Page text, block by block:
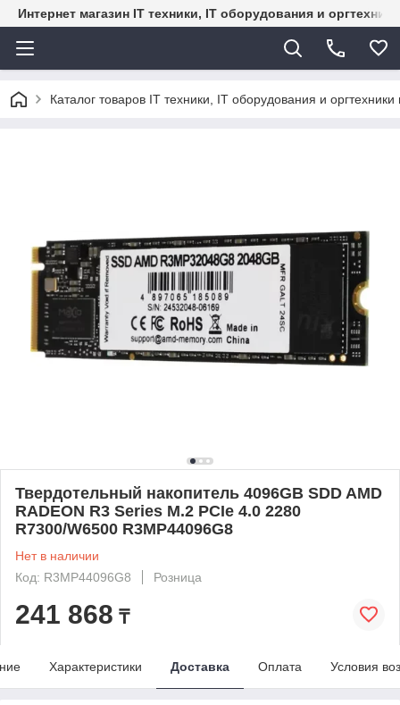
Интернет магазин IT техники, IT оборудования и
Каталог товаров IT техники, IT оборудования и
Твердотельный накопитель 4096GB SDD AMD
RADEON R3 Series M.2 PCIe 4.0 2280
R7300/W6500 R3MP44096G8
Нет в наличии
Код: R3MP44096G8
Розница
241 868 ₸
Характеристики Доставка Оплата Условия